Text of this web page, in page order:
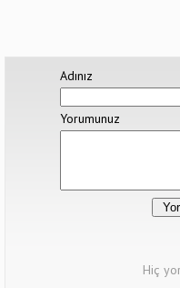
Adınız
Yorumunuz
Hiç